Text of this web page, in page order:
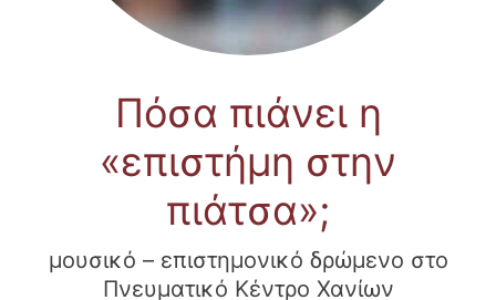
Πόσα πιάνει η
«επιστήμη στην
πιάτσα»;
μουσικό – επιστημονικό δρώμενο στο
Πνευματικό Κέντρο Χανίων